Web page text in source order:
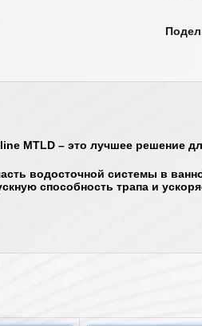
MTLD – это лучшее решение
водосточной системы в
способность трапа и